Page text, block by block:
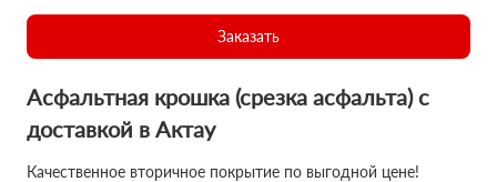
Заказать
Асфальтная крошка (срезка асфальта) с
доставкой в Актау
Качественное вторичное покрытие по выгодной цене!